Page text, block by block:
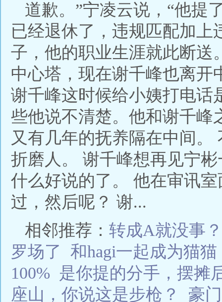
道歉。”宁凌云说，“他提
已经退休了，违规匹配加
子，他的职业生涯就此断送
中心塔，现在谢千峰也离开
谢千峰这时候给小姨打电话
些他说不清楚。他和谢千峰
又有几年的抚养隔在中间
折磨人。 谢千峰想再见宁
什么好说的了。 他在审讯
过，然后呢？ 谢...
相邻推荐： 转成A就没事
罗场了
和hagi一起成为猫猫
100% 是你提的分手，摆摊
座山，你说这是步枪？
豪